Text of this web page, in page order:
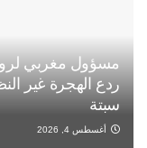
مسؤول مغربي
ردع الهجرة غير
سبتة
أغسطس 4, 2026